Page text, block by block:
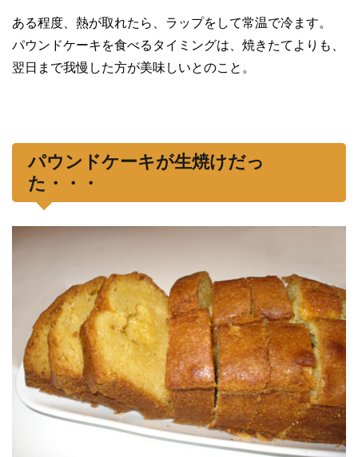
ある程度、熱が取れたら、ラップをして常温で冷ます。
パウンドケーキを食べるタイミングは、焼きたてよりも、
翌日まで我慢した方が美味しいとのこと。
パウンドケーキが生焼けだっ
た・・・